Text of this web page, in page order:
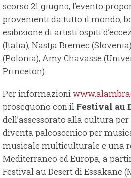
scorso 21 giugno, l’evento
provenienti da tutto il mondo,
esibizione di artisti ospiti
(Italia), Nastja Bremec
(Polonia), Amy Chavasse
Princeton).
Per informazioni
proseguono con il Festival au
dell’assessorato alla cultura
diventa palcoscenico per
musicale multiculturale e una
Mediterraneo ed Europa, a
Festival au Desert di Essakane